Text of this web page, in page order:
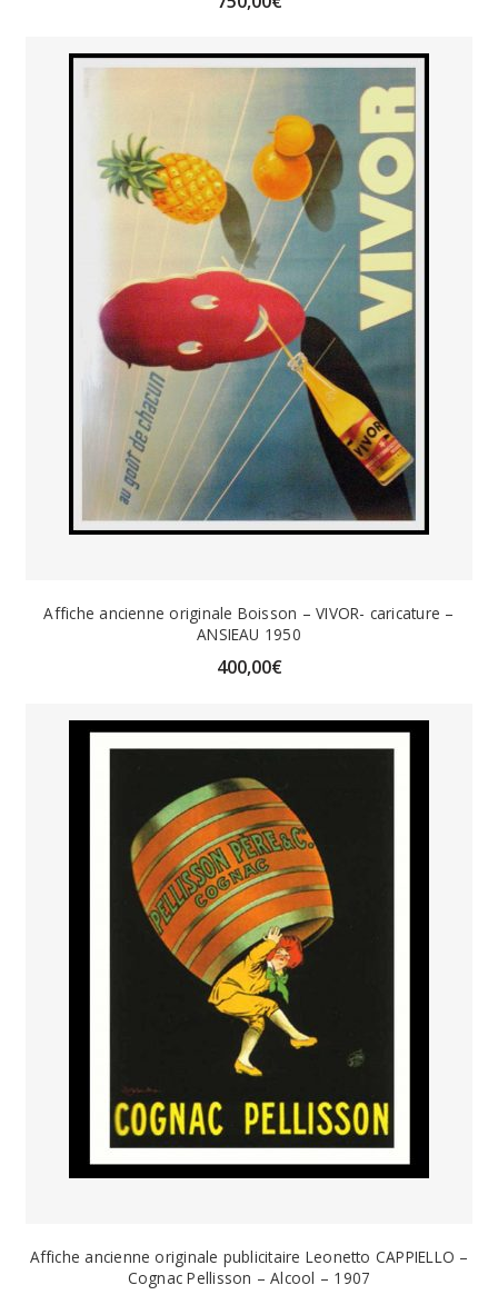
Affiche ancienne originale Boisson – VIVOR- caricature –
ANSIEAU 1950
400,00€
Affiche ancienne originale publicitaire Leonetto CAPPIELLO –
Cognac Pellisson – Alcool – 1907